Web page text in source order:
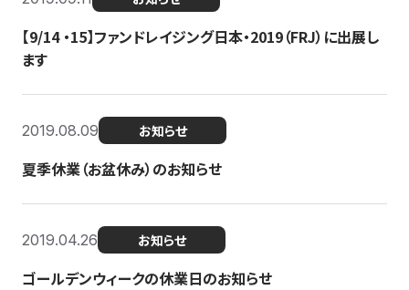
【9/14 ・15】ファンドレイジング日本・2019（FRJ）に出展し
ます
2019.08.09 お知らせ
夏季休業（お盆休み）のお知らせ
2019.04.26 お知らせ
ゴールデンウィークの休業日のお知らせ